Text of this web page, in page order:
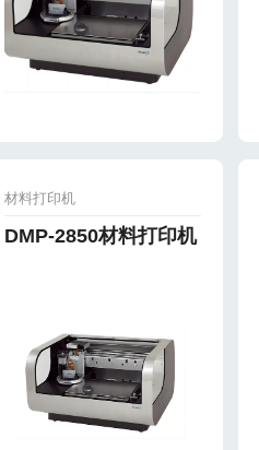
材料打印机
DMP-2850材料打印机